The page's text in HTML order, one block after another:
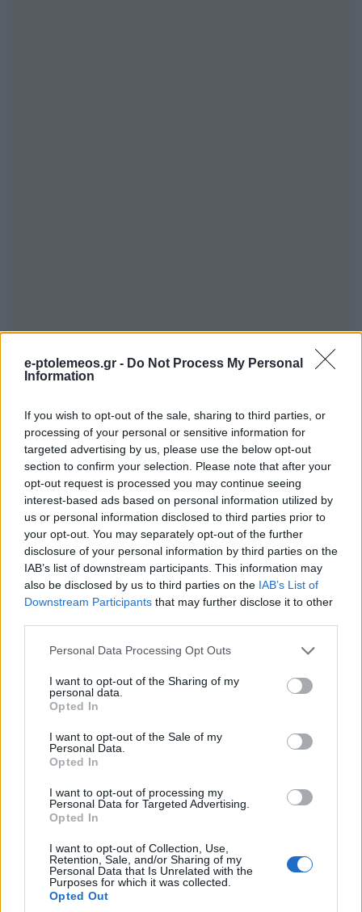
e-ptolemeos.gr - Do Not Process My Personal
Information
If you wish to opt-out of the sale, sharing to third parties, or
processing of your personal or sensitive information for
targeted advertising by us, please use the below opt-out
section to confirm your selection. Please note that after your
opt-out request is processed you may continue seeing
interest-based ads based on personal information utilized by
us or personal information disclosed to third parties prior to
your opt-out. You may separately opt-out of the further
disclosure of your personal information by third parties on the
IAB’s list of downstream participants. This information may
also be disclosed by us to third parties on the IAB’s List of
Downstream Participants that may further disclose it to other
Please note that this website/app uses one or more Google
not limited to your visit or usage behaviour. You may click to
grant or deny consent to Google and its third-party tags to
use your data for below specified purposes in below Google
consent section.
Personal Data Processing Opt Outs
I want to opt-out of the Sharing of my
personal data.
Opted In
I want to opt-out of the Sale of my
Personal Data.
Opted In
I want to opt-out of processing my
Personal Data for Targeted Advertising.
Opted In
I want to opt-out of Collection, Use,
Retention, Sale, and/or Sharing of my
Personal Data that Is Unrelated with the
Purposes for which it was collected.
Opted Out